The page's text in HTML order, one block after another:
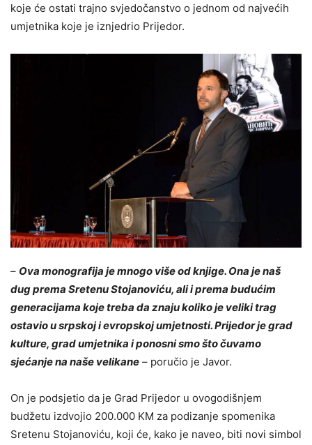
koje će ostati trajno svjedočanstvo o jednom od najvećih
umjetnika koje je iznjedrio Prijedor.
– Ova monografija je mnogo više od knjige. Ona je naš
dug prema Sretenu Stojanoviću, ali i prema budućim
generacijama koje treba da znaju koliko je veliki trag
ostavio u srpskoj i evropskoj umjetnosti. Prijedor je grad
kulture, grad umjetnika i ponosni smo što čuvamo
sjećanje na naše velikane – poručio je Javor.
On je podsjetio da je Grad Prijedor u ovogodišnjem
budžetu izdvojio 200.000 KM za podizanje spomenika
Sretenu Stojanoviću, koji će, kako je naveo, biti novi simbol